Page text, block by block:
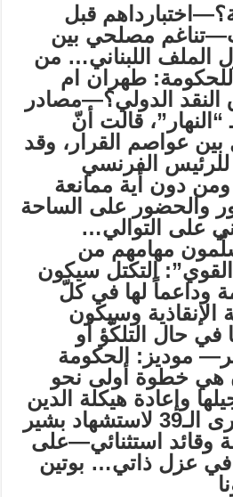
اختبارداهم قبل
مصلحي بين
الملف اللبناني… من
طهران ام
الدولي؟—مصادر
قالت أنّ
بين عواصم القرار، وقد
للرئيس الفرنسي
ومن دون أية ممانعة
والحضور على الساحة
على التوالي…
مهامهم من
القوي”: التكتل سيكون
وداعماً لها في كلّ
الإنقاذية وسيكون
حال التلكّؤ أو
موديز: الحكومة
هي خطوة أولى نحو
وإعادة هيكلة الدين
في الذكرى الـ39 لاستشهاد بشير
وقائد استثنائي—على
في عزل ذاتي… بوتين